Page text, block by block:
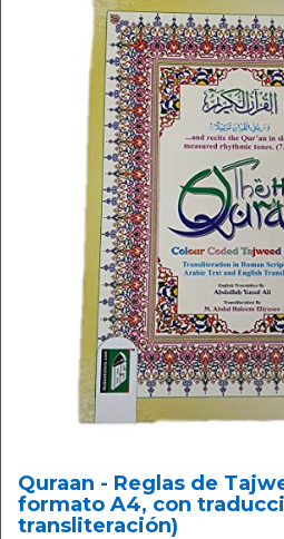
Quraan - Reglas de
formato A4, con
transliteración)